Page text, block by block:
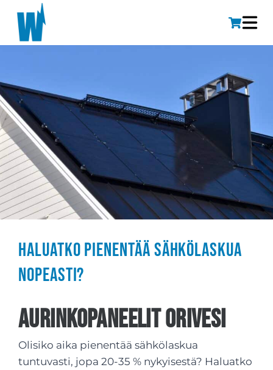
Haluatko pienentää sähkölaskua
nopeasti?
Aurinkopaneelit Orivesi
Olisiko aika pienentää sähkölaskua
tuntuvasti, jopa 20-35 % nykyisestä? Haluatko